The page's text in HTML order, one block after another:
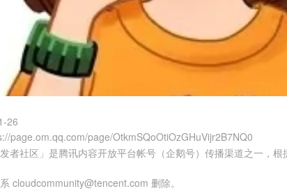
26
page.om.qq.com/page/OtkmSQoOtiOzGHuVijr2B7NQ0
者社区」是腾讯内容开放平台帐号（企鹅号）传播渠道之一，根
cloudcommunity@tencent.com 删除。